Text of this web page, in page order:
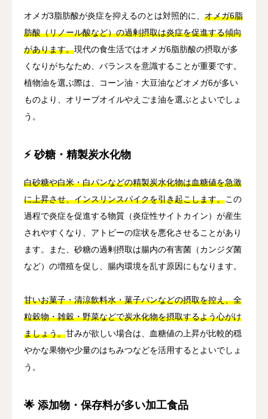
オメガ3脂肪酸が炎症を抑えるのとは対照的に、 オメガ6脂
肪酸（リノール酸など）の過剰摂取は炎症を促進する傾向
があります。現代の食生活ではオメガ6脂肪酸の摂取が多
くなりがちなため、バランスを意識することが重要です。
植物油を選ぶ際は、コーン油・大豆油などオメガ6が多い
ものより、オリーブオイルやえごま油を選ぶとよいでしょ
う。
⚡ 砂糖・精製炭水化物
白砂糖や白米・白パンなどの精製炭水化物は血糖値を急激
に上昇させ、インスリンスパイクを引き起こします。この
過程で炎症を促進する物質（炎症性サイトカイン）が産生
されやすくなり、アトピーの症状を悪化させることがあり
ます。また、砂糖の過剰摂取は腸内の有害菌（カンジダ菌
など）の増殖を促し、腸内環境を乱す原因にもなります。
甘いお菓子・清涼飲料水・菓子パンなどの摂取を控え、全
粒穀物・雑穀・野菜などで炭水化物を摂取するよう心がけ
ましょう。甘みが欲しい場合は、血糖値の上昇が比較的穏
やかな果物や少量のはちみつなどを活用するとよいでしょ
う。
🌟 添加物・保存料が多い加工食品